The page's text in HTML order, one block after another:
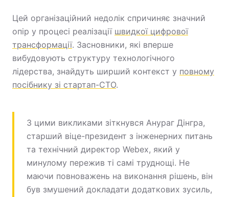
Цей організаційний недолік спричиняє значний
опір у процесі реалізації швидкої цифрової
трансформації. Засновники, які вперше
вибудовують структуру технологічного
лідерства, знайдуть ширший контекст у повному
посібнику зі стартап-CTO.
З цими викликами зіткнувся Анураг Дінгра,
старший віце-президент з інженерних питань
та технічний директор Webex, який у
минулому пережив ті самі труднощі. Не
маючи повноважень на виконання рішень, він
був змушений докладати додаткових зусиль,